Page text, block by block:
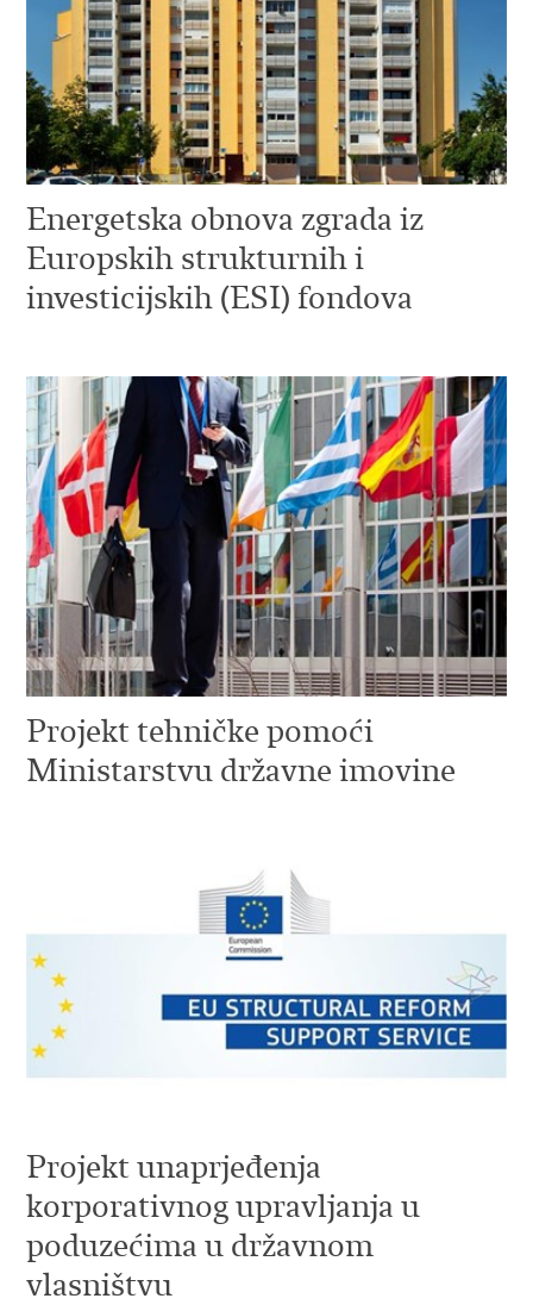
Energetska obnova zgrada iz
Europskih strukturnih i
investicijskih (ESI) fondova
Projekt tehničke pomoći
Ministarstvu državne imovine
Projekt unaprjeđenja
korporativnog upravljanja u
poduzećima u državnom
vlasništvu